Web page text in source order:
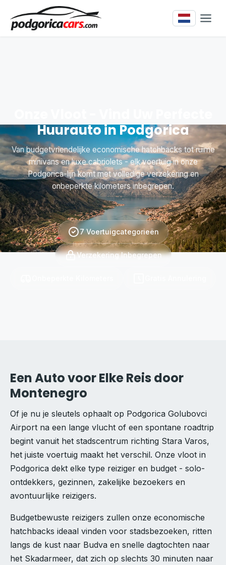
Huurauto in Podgorica
Van budgetvriendelijke economische hatchbacks tot ruime
minivans en luxe cabriolets - elk voertuig in onze
Podgorica-lijn komt met volledige verzekering en
onbeperkte kilometers inbegrepen.
7 Voertuigcategorieën
Verzekering Inbegrepen
Een Auto voor Elke Reis door
Montenegro
Of je nu je sleutels ophaalt op Podgorica Golubovci
Airport na een lange vlucht of een spontane roadtrip
begint vanuit het stadscentrum richting Stara Varos,
het juiste voertuig maakt het verschil. Onze vloot in
Podgorica dekt elke type reiziger en budget - solo-
ontdekkers, gezinnen, zakelijke bezoekers en
avontuurlijke reizigers.
Budgetbewuste reizigers zullen onze economische
hatchbacks ideaal vinden voor stadsbezoeken, ritten
langs de kust naar Budva en snelle dagtochten naar
het Skadarmeer, dat zich op slechts 30 minuten naar